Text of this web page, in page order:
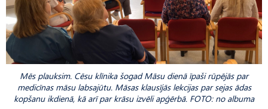
Mēs plauksim. Cēsu klīnika šogad Māsu dienā īpaši rūpējās par
medicīnas māsu labsajūtu. Māsas klausījās lekcijas par sejas ādas
kopšanu ikdienā, kā arī par krāsu izvēli apģērbā. FOTO: no albuma